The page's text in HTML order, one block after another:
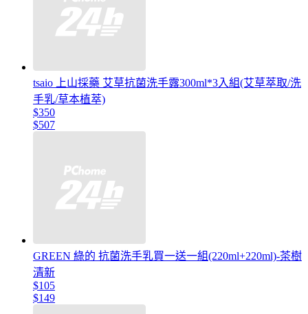
tsaio 上山採藥 艾草抗菌洗手露300ml*3入組(艾草萃取/洗
手乳/草本植萃)
$350
$507
GREEN 綠的 抗菌洗手乳買一送一組(220ml+220ml)-茶樹
清新
$105
$149